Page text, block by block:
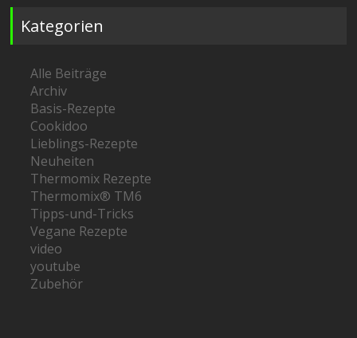
Kategorien
Alle Beiträge
Archiv
Basis-Rezepte
Cookidoo
Lieblings-Rezepte
Neuheiten
Thermomix Rezepte
Thermomix® TM6
Tipps-und-Tricks
Vegane Rezepte
video
youtube
Zubehör